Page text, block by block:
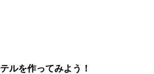
ルを作ってみよう！